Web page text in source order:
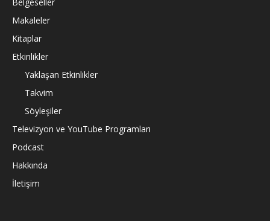
Belgeseller
Makaleler
Kitaplar
Etkinlikler
Yaklaşan Etkinlikler
Takvim
Söyleşiler
Televizyon ve YouTube Programları
Podcast
Hakkında
İletişim